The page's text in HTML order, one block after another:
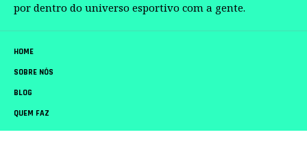
por dentro do universo esportivo com a gente.
HOME
SOBRE NÓS
BLOG
QUEM FAZ
CONTATO